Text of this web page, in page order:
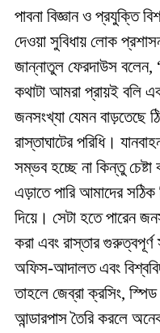
পাবনা বিজ্ঞান ও প্রযুক্তি
দেওয়া সুবিধায় লোক
জান্নাতুল ফেরদাউস বলেন,
কথাটা আমরা প্রায়ই বলি
জনসংখ্যা যেমন বাড়তেছে
রাস্তাঘাটের পরিধি।
সম্ভব হচ্ছে না কিন্তু
এড়াতে পারি আমাদের সঠিক
দিয়ে। সেটা হতে পারেন
করা এবং রাস্তার গুরুত্বপূর্ণ
অফিস-আদালত এবং
তাহলে জেব্রা ক্রসিং,
আন্ডারপাস তৈরি করলে